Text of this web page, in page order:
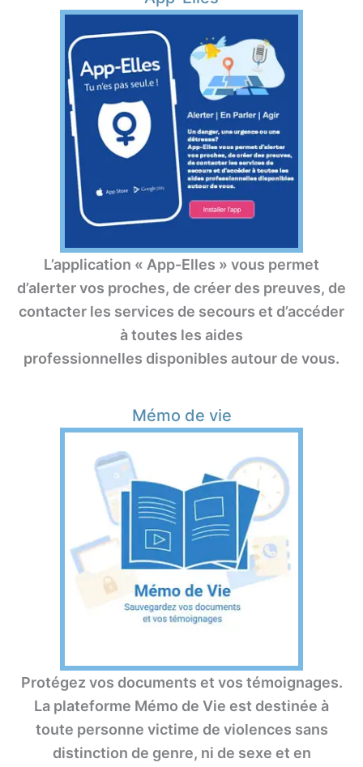
L’application « App-Elles » vous permet
d’alerter vos proches, de créer des preuves, de
contacter les services de secours et d’accéder
à toutes les aides
professionnelles disponibles autour de vous.
Mémo de vie
Protégez vos documents et vos témoignages.
La plateforme Mémo de Vie est destinée à
toute personne victime de violences sans
distinction de genre, ni de sexe et en